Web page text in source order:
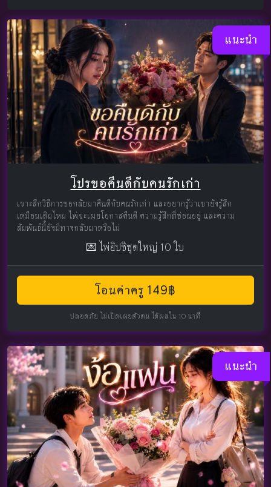
แนะนำ
โปรขอคืนดีกับคนรักเก่า
เจาะลึกวิธีการขอกลับมาคืนดีกับคนรักเก่า และอยากรู้ว่าเขายังรู้สึก
เหมือนเดิมไหม ไพ่จะเผยโอกาสคืนดี ความรู้สึกที่ซ่อนอยู่ และความ
สัมพันธ์นี้ยังมีทางกลับมาหรือไม่
💌 ไพ่ยิปซีชุดใหญ่ 10 ใบ
โอนค่าครู 149฿
ปลอดภัย ไม่เปิดเผยตัวตน ได้ผลใน 10 นาที
แนะนำ